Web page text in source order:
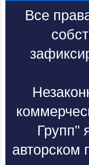
Все
Групп"
авторском